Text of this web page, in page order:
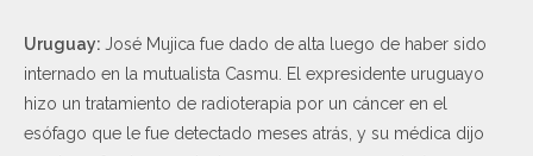
Uruguay: José Mujica fue dado de alta luego de haber sido
internado en la mutualista Casmu. El expresidente uruguayo
hizo un tratamiento de radioterapia por un cáncer en el
esófago que le fue detectado meses atrás, y su médica dijo